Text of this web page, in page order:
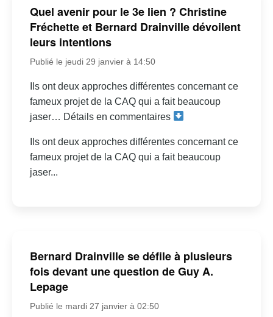
Quel avenir pour le 3e lien ? Christine
Fréchette et Bernard Drainville dévoilent
leurs intentions
Publié le jeudi 29 janvier à 14:50
Ils ont deux approches différentes concernant ce
fameux projet de la CAQ qui a fait beaucoup
jaser… Détails en commentaires
Ils ont deux approches différentes concernant ce
fameux projet de la CAQ qui a fait beaucoup
jaser...
Bernard Drainville se défile à plusieurs
fois devant une question de Guy A.
Lepage
Publié le mardi 27 janvier à 02:50